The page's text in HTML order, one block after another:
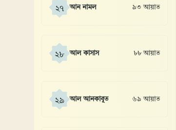
২৭ আন নামল ৯৩ আয়াত
২৮ আল কাসাস ৮৮ আয়াত
২৯ আল আনকাবূত ৬৯ আয়াত